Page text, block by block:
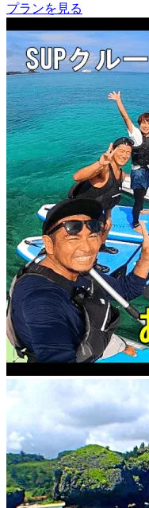
プランを見る